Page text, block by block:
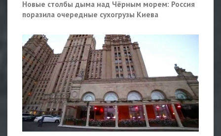
Новые столбы дыма над Чёрным морем: Россия
поразила очередные сухогрузы Киева